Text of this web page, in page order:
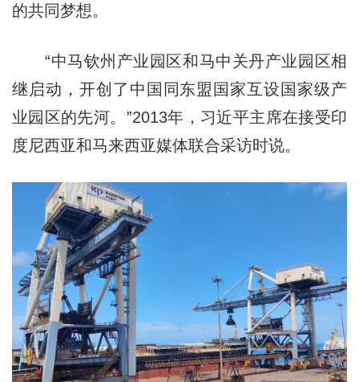
的共同梦想。
“中马钦州产业园区和马中关丹产业园区相
继启动，开创了中国同东盟国家互设国家级产
业园区的先河。”2013年，习近平主席在接受印
度尼西亚和马来西亚媒体联合采访时说。